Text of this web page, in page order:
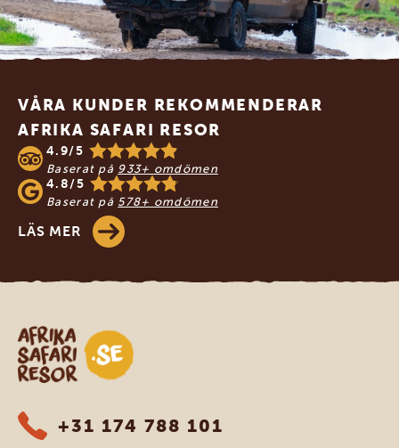
Footer
VÅRA KUNDER REKOMMENDERAR
AFRIKA SAFARI RESOR
4.9/5
Baserat på 933+ omdömen
4.8/5
Baserat på 578+ omdömen
LÄS MER
Safari-resor i Afrika
+31 174 788 101